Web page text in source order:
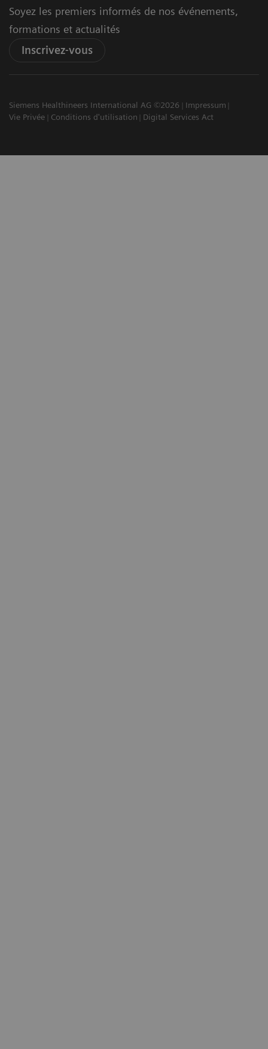
Soyez les premiers informés de nos événements,
formations et actualités
Inscrivez-vous
Siemens Healthineers International AG ©2026
Impressum
Vie Privée
Conditions d'utilisation Digital Services Act